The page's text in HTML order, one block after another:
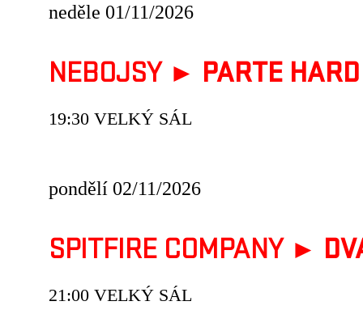
neděle 01/11/2026
NEBOJSY ► PARTE HARD
19:30 VELKÝ SÁL
pondělí 02/11/2026
SPITFIRE COMPANY ►
21:00 VELKÝ SÁL